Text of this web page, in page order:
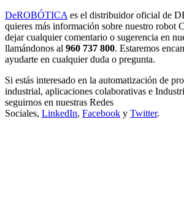
DeROBÓTICA es el distribuidor oficial de
quieres más información sobre nuestro robot
dejar cualquier comentario o sugerencia en
llamándonos al 960 737 800. Estaremos
ayudarte en cualquier duda o pregunta.
Si estás interesado en la automatización de
industrial, aplicaciones colaborativas e
seguirnos en nuestras Redes
Sociales, LinkedIn, Facebook y Twitter.